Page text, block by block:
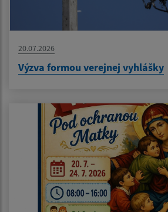
20.07.2026
Výzva formou verejnej vyhlášky